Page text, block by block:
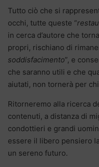
Tutto ciò che si
occhi, tutte queste “
in cerca d’autore che
propri, rischiano di
soddisfacimento”, e
che saranno utili e che
aiutati, non tornerà per
Ritorneremo alla ricerca
contenuti, a distanza di
condottieri e grandi
essere il libero pensiero
un sereno futuro.